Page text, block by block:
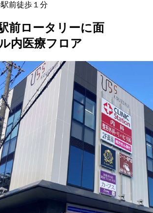
前徒歩１分
前ロータリーに面
内医療フロア